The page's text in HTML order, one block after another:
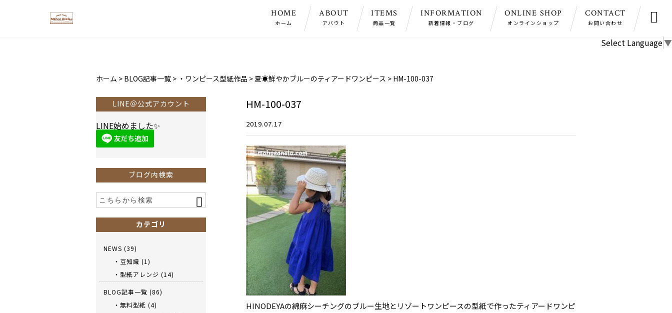
HOME
ホーム
ABOUT
アバウト
ITEMS
商品一覧
INFORMATION
新着情報・ブログ
ONLINE SHOP
オンラインショップ
CONTACT
お問い合わせ 
Select Language▼
ホーム > BLOG記事一覧 > ・ワンピース型紙作品 > 夏☀鮮やかブルーのティアードワンピース > HM-100-037
HM-100-037
2019.07.17
HINODEYAの綿麻シーチングのブルー生地とリゾートワンピースの型紙で作ったティアードワンピ
LINE＠公式アカウント
LINE始めました✨
ブログ内検索
カテゴリ
NEWS (39)
・豆知識 (1)
・型紙アレンジ (14)
BLOG記事一覧 (86)
・無料型紙 (4)